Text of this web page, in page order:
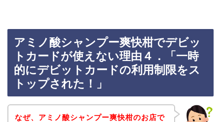
アミノ酸シャンプー爽快柑でデビッ
トカードが使えない理由４．「一時
的にデビットカードの利用制限をス
トップされた！」
なぜ、アミノ酸シャンプー爽快柑のお店で